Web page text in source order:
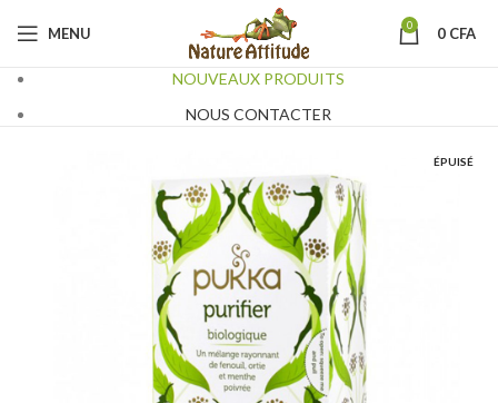
MENU 0 0 CFA
NOUVEAUX PRODUITS
NOUS CONTACTER
ÉPUISÉ